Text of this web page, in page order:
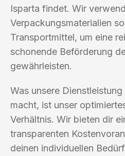
Isparta findet. Wir
Verpackungsmaterialien
Transportmittel, um eine
schonende Beförderung
gewährleisten.
Was unsere
macht, ist unser
Verhältnis. Wir bieten dir
transparenten
deinen individuellen